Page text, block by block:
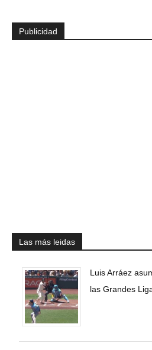
Publicidad
Las más leidas
Luis Arráez
las Grandes